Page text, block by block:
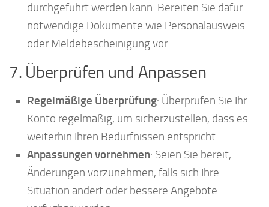
durchgeführt werden kann. Bereiten Sie dafür
notwendige Dokumente wie Personalausweis
oder Meldebescheinigung vor.
7. Überprüfen und Anpassen
Regelmäßige Überprüfung: Überprüfen Sie Ihr
Konto regelmäßig, um sicherzustellen, dass es
weiterhin Ihren Bedürfnissen entspricht.
Anpassungen vornehmen: Seien Sie bereit,
Änderungen vorzunehmen, falls sich Ihre
Situation ändert oder bessere Angebote